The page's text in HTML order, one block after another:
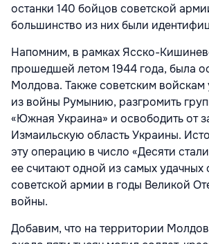
останки 140 бойцов советской
большинство из них были
Напомним, в рамках Ясско-
прошедшей летом 1944 года, была
Молдова. Также советским войскам
из войны Румынию, разгромить
«Южная Украина» и освободить от
Измаильскую область Украины.
эту операцию в число «Десяти
ее считают одной из самых удачных
советской армии в годы Великой
войны.
Добавим, что на территории